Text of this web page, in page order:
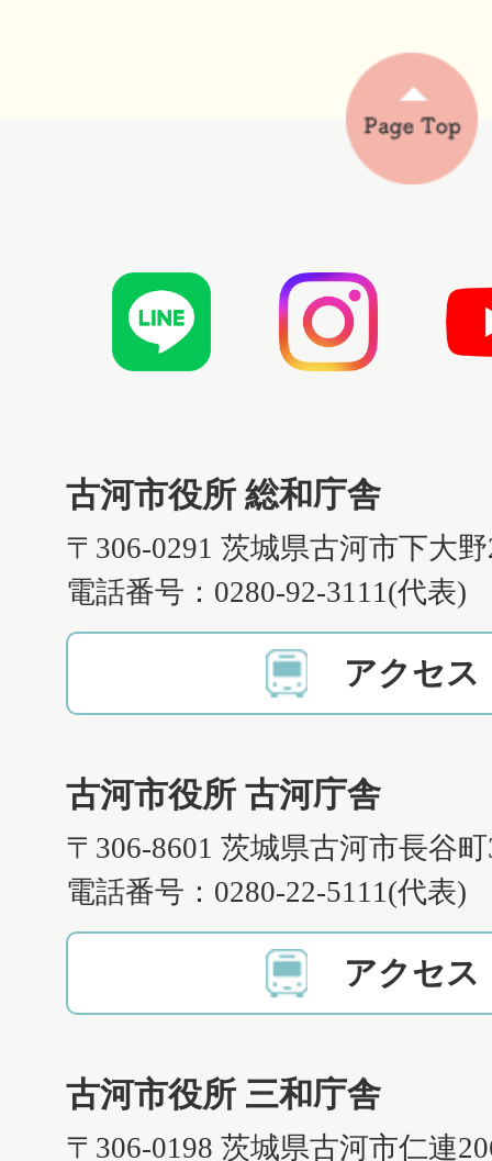
古河市役所 総和庁舎
〒306-0291 茨城県古河市下大
電話番号：0280-92-3111(代表)
アクセス
古河市役所 古河庁舎
〒306-8601 茨城県古河市長谷
電話番号：0280-22-5111(代表)
アクセス
古河市役所 三和庁舎
〒306-0198 茨城県古河市仁連